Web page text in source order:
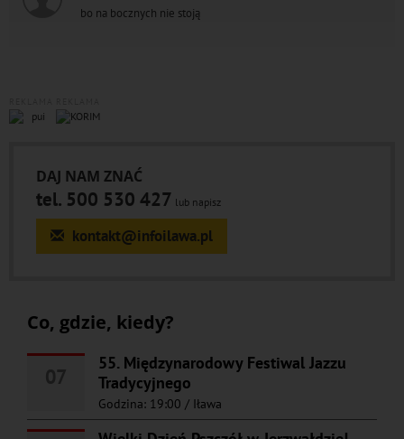
bo na bocznych nie stoją
DAJ NAM ZNAĆ
tel. 500 530 427 lub napisz
kontakt@infoilawa.pl
Co, gdzie, kiedy?
55. Międzynarodowy Festiwal Jazzu
Tradycyjnego
Godzina: 19:00 / Iława